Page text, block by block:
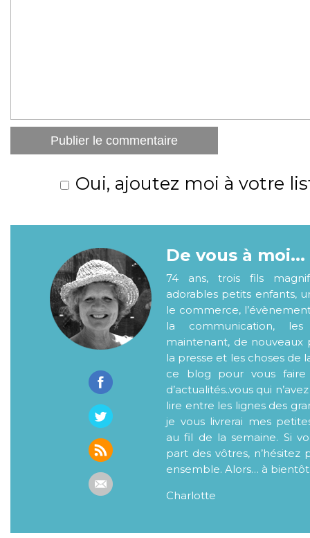
Oui, ajoutez moi à votre
De vous à moi...
74 ans, trois fils
adorables petits enfants,
le commerce,
la communication,
maintenant, de nouveaux
la presse et les choses de
ce blog pour vous faire
d’actualités..vous qui
lire entre les lignes des
je vous livrerai mes
au fil de la semaine. Si
part des vôtres, n’hésitez
ensemble. Alors… à bientôt
Charlotte